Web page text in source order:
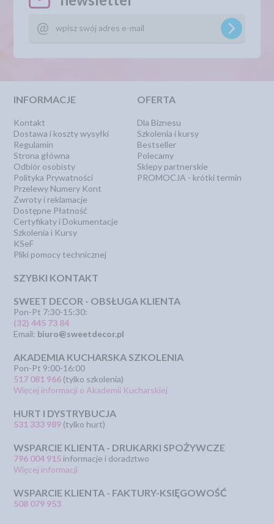
INFORMACJE
Kontakt
Dostawa i koszty wysyłki
Regulamin
Strona główna
Odbiór osobisty
Polityka Prywatności
Przelewy Numery Kont
Zwroty i reklamacje
Dostępne Płatność
Certyfikaty i Dokumentacje
Szkolenia i Kursy
KSeF
Pliki pomocy technicznej
OFERTA
Dla Biznesu
Szkolenia i kursy
Bestseller
Polecamy
Sklepy partnerskie
PROMOCJA - krótki termin
SZYBKI KONTAKT
SWEET DECOR - OBSŁUGA KLIENTA
Pon-Pt 7:30-15:30:
(32) 445 73 84
Email: biuro@sweetdecor.pl
AKADEMIA KUCHARSKA SZKOLENIA
Pon-Pt 9:00-16:00
517 081 966 (tylko szkolenia)
Więcej informacji o Akademii Kucharskiej
HURT I DYSTRYBUCJA
531 333 989 (tylko hurt)
WSPARCIE KLIENTA - DRUKARKI SPOŻYWCZE
796 004 915 informacje i doradztwo
Więcej informacji
WSPARCIE KLIENTA - FAKTURY-KSIĘGOWOŚĆ
508 079 953